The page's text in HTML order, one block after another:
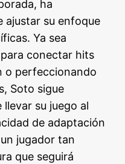
ha
ajustar su enfoque
Ya sea
conectar hits
o perfeccionando
Soto sigue
su juego al
de adaptación
jugador tan
que seguirá